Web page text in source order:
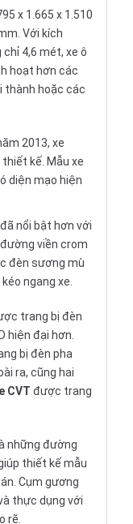
x 1.665 x 1.510
Với kích
4,6 mét, xe ô
hoạt hơn các
thành hoặc các
2013, xe
kế. Mẫu xe
diện mạo hiện
đã nổi bật hơn với
viền crom
đèn sương mù
ngang xe.
trang bị đèn
hiện đại hơn.
bị đèn pha
ra, cũng hai
CVT được trang
những đường
thiết kế mẫu
Cụm gương
thực dụng với
rẽ.